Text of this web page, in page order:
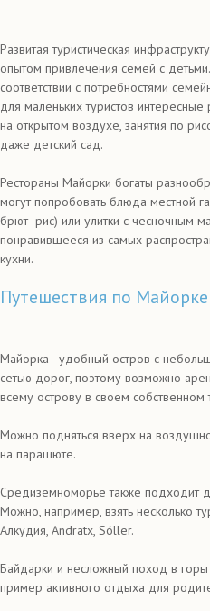
Развитая туристическая
опытом привлечения семей с
соответствии с потребностями
для маленьких туристов
на открытом воздухе, занятия по
даже детский сад.
Рестораны Майорки богаты
могут попробовать блюда местной
брют- рис) или улитки с чесночным
понравившееся из самых
кухни.
Путешествия по Майорке
Майорка - удобный остров с
сетью дорог, поэтому возможно
всему острову в своем собственном
Можно подняться вверх на
на парашюте.
Средиземноморье также подходит
Можно, например, взять несколько
Алкудия, Andratx, Sóller.
Байдарки и несложный поход в
пример активного отдыха для